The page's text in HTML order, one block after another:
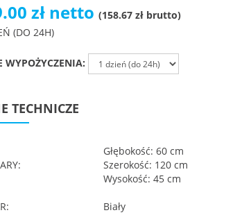
zł netto (158.67 zł brutto)
(DO 24H)
WYPOŻYCZENIA:
TECHNICZE
Głębokość: 60 cm
Szerokość: 120 cm
Wysokość: 45 cm
Biały